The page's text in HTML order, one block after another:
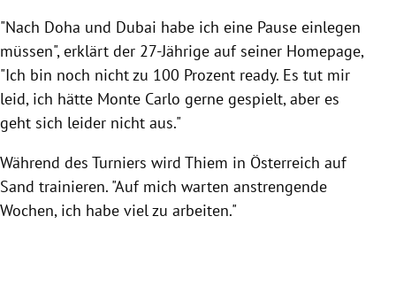
"Nach Doha und Dubai habe ich eine Pause einlegen
müssen", erklärt der 27-Jährige auf seiner Homepage,
"Ich bin noch nicht zu 100 Prozent ready. Es tut mir
leid, ich hätte Monte Carlo gerne gespielt, aber es
geht sich leider nicht aus."
Während des Turniers wird Thiem in Österreich auf
Sand trainieren. "Auf mich warten anstrengende
Wochen, ich habe viel zu arbeiten."